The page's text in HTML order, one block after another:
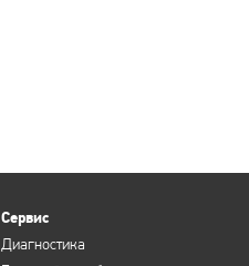
Сервис
Диагностика